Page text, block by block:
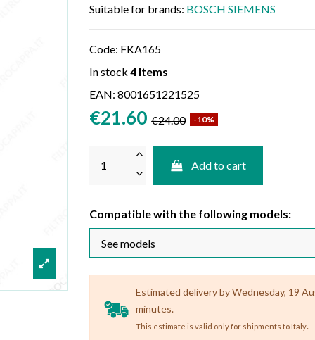
Suitable for brands: BOSCH SIEMENS
Code: FKA165
In stock 4 Items
EAN: 8001651221525
€21.60 €24.00 -10%
Add to cart
Compatible with the following models:
Estimated delivery by Wednesday, 19
minutes.
This estimate is valid only for shipments to Italy.